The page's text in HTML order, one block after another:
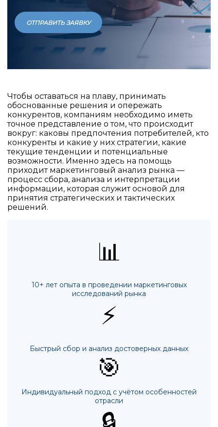
ОТПРАВИТЬ ЗАЯВКУ
Чтобы оставаться на плаву, принимать
обоснованные решения и опережать
конкурентов, компаниям необходимо иметь
точное представление о том, что происходит
вокруг: каковы предпочтения потребителей, кто
конкуренты и какие у них стратегии, какие
текущие тенденции и потенциальные
возможности. Именно здесь на помощь
приходит маркетинговый анализ рынка —
процесс сбора, анализа и интерпретации
информации, которая служит основой для
принятия стратегических и тактических
решений.
📊
10+ лет опыта в проведении маркетинговых
исследований рынка
⚡
Быстрый сбор и анализ достоверных данных
🎯
Индивидуальный подход с учётом особенностей
отрасли